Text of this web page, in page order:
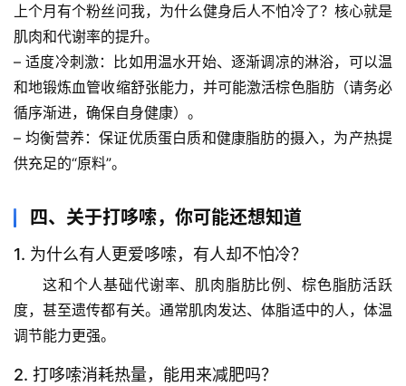
生
活
科
学
科
技
心
站
辟
上个月有个粉丝问我，为什么健身后人不怕冷了？核心就是
肌肉和代谢率的提升。
– 适度冷刺激：比如用温水开始、逐渐调凉的淋浴，可以温
和地锻炼血管收缩舒张能力，并可能激活棕色脂肪（请务必
循序渐进，确保自身健康）。
– 均衡营养：保证优质蛋白质和健康脂肪的摄入，为产热提
供充足的“原料”。
四、关于打哆嗦，你可能还想知道
1. 为什么有人更爱哆嗦，有人却不怕冷？
这和个人基础代谢率、肌肉脂肪比例、棕色脂肪活跃
度，甚至遗传都有关。通常肌肉发达、体脂适中的人，体温
调节能力更强。
2. 打哆嗦消耗热量，能用来减肥吗？